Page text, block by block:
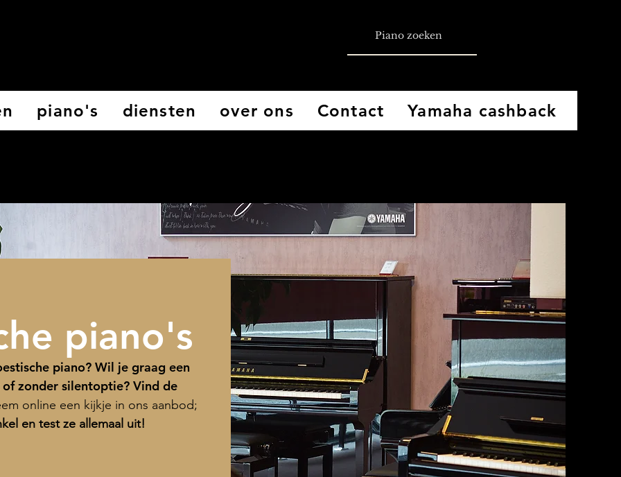
piano's diensten over ons Contact Yamaha cashback
piano's
piano? Wil je graag een
zonder silentoptie? Vind de
online een kijkje in ons aanbod;
en test ze allemaal uit!